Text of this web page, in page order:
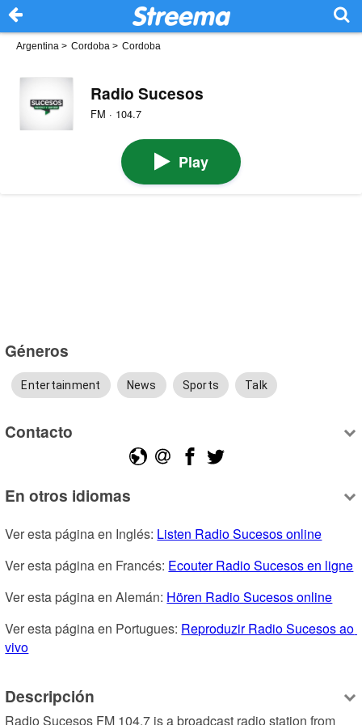
Argentina > Cordoba > Cordoba
Radio Sucesos
FM · 104.7
Play
Géneros
Entertainment News Sports Talk
Contacto
En otros idiomas
Ver esta página en Inglés: Listen Radio Sucesos online
Ver esta página en Francés: Ecouter Radio Sucesos en ligne
Ver esta página en Alemán: Hören Radio Sucesos online
Ver esta página en Portugues: Reproduzir Radio Sucesos ao
vivo
Descripción
Radio Sucesos FM 104.7 is a broadcast radio station from